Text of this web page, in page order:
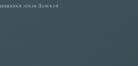
земли Донской